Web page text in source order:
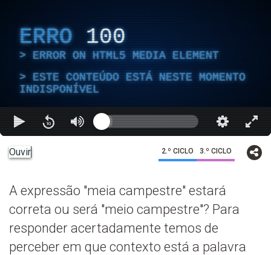
ERRO 100
ERROR ON HTML5 MEDIA ELEMENT
ESTE CONTEÚDO ESTÁ NESTE MOMENTO
INDISPONÍVEL
Ouvir 2.º CICLO 3.º CICLO
A expressão "meia campestre" estará
correta ou será "meio campestre"? Para
responder acertadamente temos de
perceber em que contexto está a palavra